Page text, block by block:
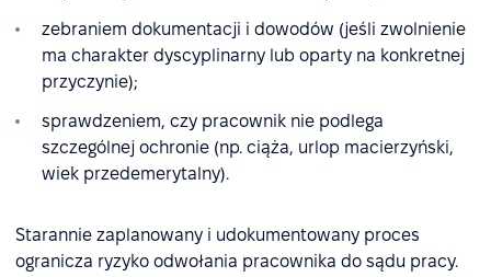
zebraniem dokumentacji i dowodów (jeśli zwolnienie
ma charakter dyscyplinarny lub oparty na konkretnej
przyczynie);
sprawdzeniem, czy pracownik nie podlega
szczególnej ochronie (np. ciąża, urlop macierzyński,
wiek przedemerytalny).
Starannie zaplanowany i udokumentowany proces
ogranicza ryzyko odwołania pracownika do sądu pracy.